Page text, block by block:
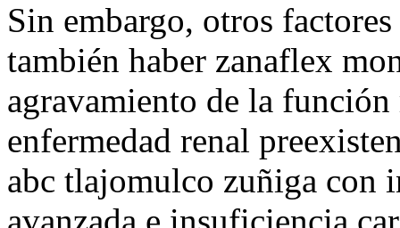
Sin embargo, otros
también haber zanaflex
agravamiento de la
enfermedad renal
abc tlajomulco zuñiga con